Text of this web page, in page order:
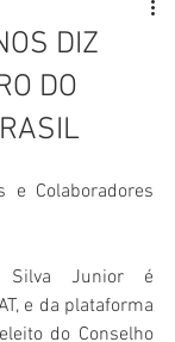
DIZ
DO
e Colaboradores
Silva Junior é
e da plataforma
do Conselho